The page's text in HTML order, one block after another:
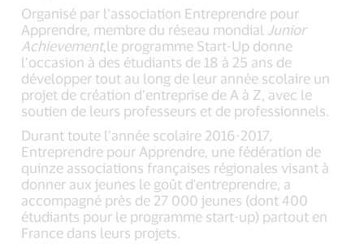
Organisé par l’association Entreprendre pour
Apprendre, membre du réseau mondial Junior
Achievement,le programme Start-Up donne
l’occasion à des étudiants de 18 à 25 ans de
développer tout au long de leur année scolaire un
projet de création d’entreprise de A à Z, avec le
soutien de leurs professeurs et de professionnels.
Durant toute l’année scolaire 2016-2017,
Entreprendre pour Apprendre, une fédération de
quinze associations françaises régionales visant à
donner aux jeunes le goût d'entreprendre, a
accompagné près de 27 000 jeunes (dont 400
étudiants pour le programme start-up) partout en
France dans leurs projets.